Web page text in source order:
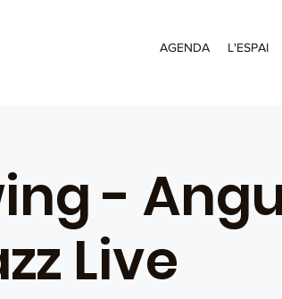
AGENDA L'ESPAI
-
Live